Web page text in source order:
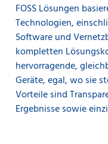
FOSS Lösungen
Technologien,
Software und
kompletten
hervorragende,
Geräte, egal, wo sie
Vorteile sind
Ergebnisse sowie